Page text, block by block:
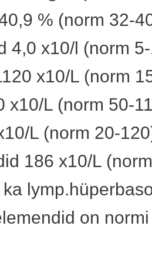
% (norm 32-
4,0 x10/l (norm
x10/L (norm
x10/L (norm 50-
L (norm 20-
186 x10/L
on